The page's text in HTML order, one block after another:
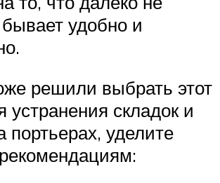
бывает удобно и
решили выбрать этот
устранения складок и
портьерах, уделите